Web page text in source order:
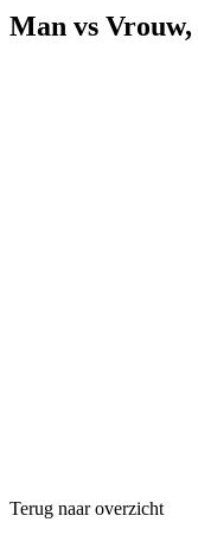
Man vs Vrouw,
Terug naar overzicht